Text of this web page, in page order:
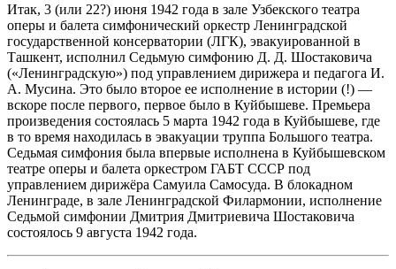
Итак, 3 (или 22?) июня 1942 года в зале Узбекского театра
оперы и балета симфонический оркестр Ленинградской
государственной консерватории (ЛГК), эвакуированной в
Ташкент, исполнил Седьмую симфонию Д. Д. Шостаковича
(«Ленинградскую») под управлением дирижера и педагога И.
А. Мусина. Это было второе ее исполнение в истории (!) —
вскоре после первого, первое было в Куйбышеве. Премьера
произведения состоялась 5 марта 1942 года в Куйбышеве, где
в то время находилась в эвакуации труппа Большого театра.
Седьмая симфония была впервые исполнена в Куйбышевском
театре оперы и балета оркестром ГАБТ СССР под
управлением дирижёра Самуила Самосуда. В блокадном
Ленинграде, в зале Ленинградской Филармонии, исполнение
Седьмой симфонии Дмитрия Дмитриевича Шостаковича
состоялось 9 августа 1942 года.